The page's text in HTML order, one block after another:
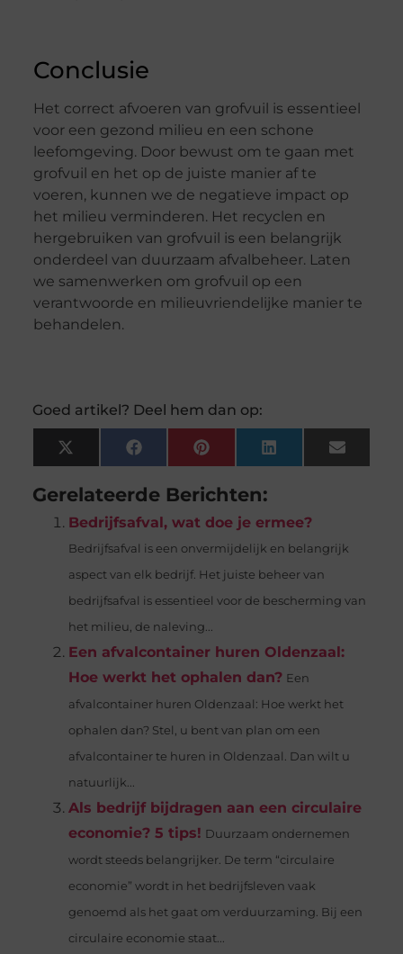
Conclusie
Het correct afvoeren van grofvuil is essentieel
voor een gezond milieu en een schone
leefomgeving. Door bewust om te gaan met
grofvuil en het op de juiste manier af te
voeren, kunnen we de negatieve impact op
het milieu verminderen. Het recyclen en
hergebruiken van grofvuil is een belangrijk
onderdeel van duurzaam afvalbeheer. Laten
we samenwerken om grofvuil op een
verantwoorde en milieuvriendelijke manier te
behandelen.
Goed artikel? Deel hem dan op:
X
(Twitter)
FacebookPinterestLinkedInEmail
Gerelateerde Berichten:
Bedrijfsafval, wat doe je ermee?
Bedrijfsafval is een onvermijdelijk en belangrijk
aspect van elk bedrijf. Het juiste beheer van
bedrijfsafval is essentieel voor de bescherming van
het milieu, de naleving...
Een afvalcontainer huren Oldenzaal:
Hoe werkt het ophalen dan? Een
afvalcontainer huren Oldenzaal: Hoe werkt het
ophalen dan? Stel, u bent van plan om een
afvalcontainer te huren in Oldenzaal. Dan wilt u
natuurlijk...
Als bedrijf bijdragen aan een circulaire
economie? 5 tips! Duurzaam ondernemen
wordt steeds belangrijker. De term “circulaire
economie” wordt in het bedrijfsleven vaak
genoemd als het gaat om verduurzaming. Bij een
circulaire economie staat...